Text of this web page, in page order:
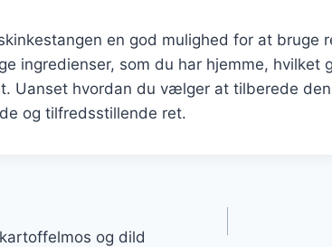
en god mulighed for at bruge
ingredienser, som du har hjemme, hvilket
Uanset hvordan du vælger at tilberede
og tilfredsstillende ret.
og dild